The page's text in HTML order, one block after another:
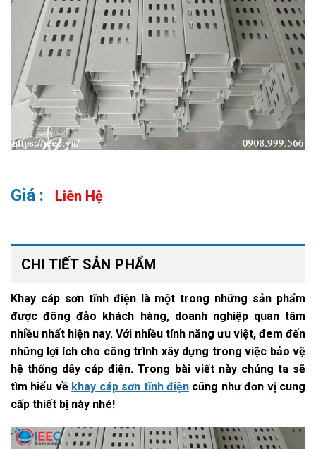
Liên Hệ
CHI TIẾT SẢN PHẨM
Khay cáp sơn tĩnh điện là một trong những sản phẩm
được đông đảo khách hàng, doanh nghiệp quan tâm
nhiều nhất hiện nay. Với nhiều tính năng ưu việt, đem đến
những lợi ích cho công trình xây dựng trong việc bảo vệ
hệ thống dây cáp điện. Trong bài viết này chúng ta sẽ
tìm hiểu về khay cáp sơn tĩnh điệncũng như đơn vị cung
cấp thiết bị này nhé!